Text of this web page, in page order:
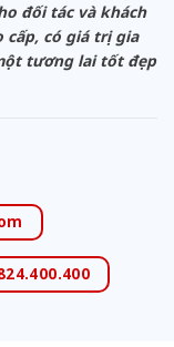
đối tác và khách
cấp, có giá trị gia
tương lai tốt đẹp